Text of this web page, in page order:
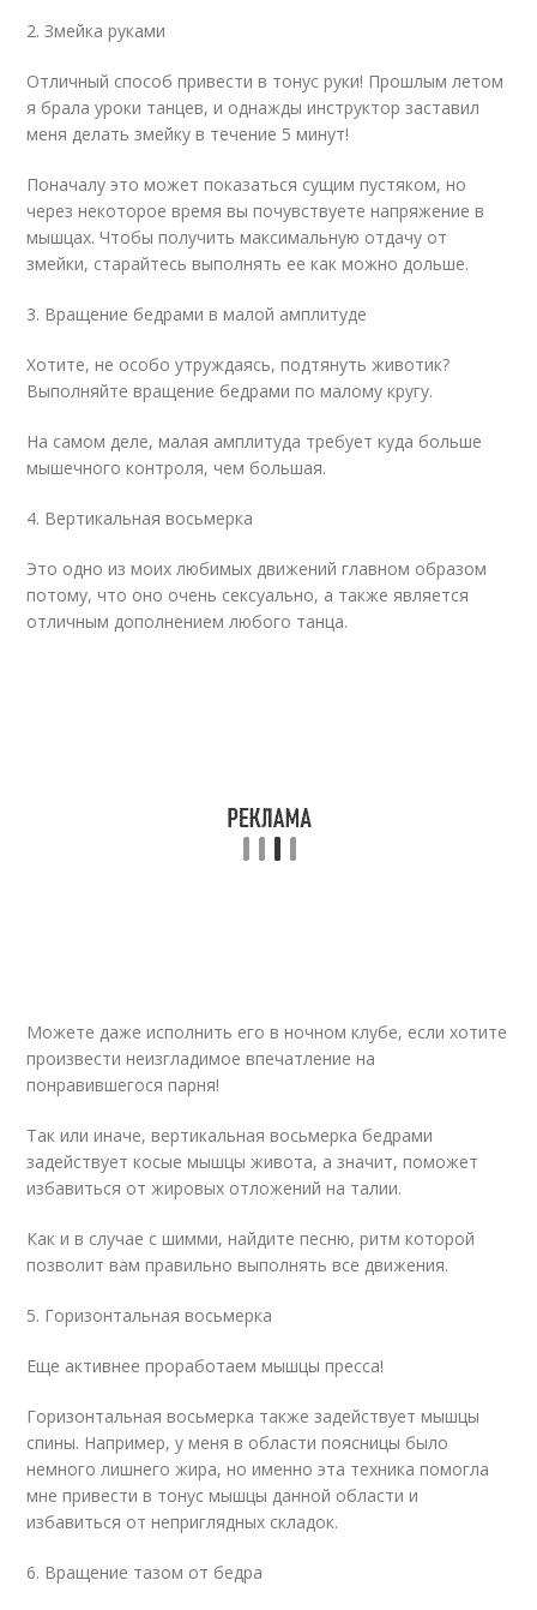
2. Змейка руками
Отличный способ привести в тонус руки! Прошлым летом
я брала уроки танцев, и однажды инструктор заставил
меня делать змейку в течение 5 минут!
Поначалу это может показаться сущим пустяком, но
через некоторое время вы почувствуете напряжение в
мышцах. Чтобы получить максимальную отдачу от
змейки, старайтесь выполнять ее как можно дольше.
3. Вращение бедрами в малой амплитуде
Хотите, не особо утруждаясь, подтянуть животик?
Выполняйте вращение бедрами по малому кругу.
На самом деле, малая амплитуда требует куда больше
мышечного контроля, чем большая.
4. Вертикальная восьмерка
Это одно из моих любимых движений главном образом
потому, что оно очень сексуально, а также является
отличным дополнением любого танца.
Можете даже исполнить его в ночном клубе, если хотите
произвести неизгладимое впечатление на
понравившегося парня!
Так или иначе, вертикальная восьмерка бедрами
задействует косые мышцы живота, а значит, поможет
избавиться от жировых отложений на талии.
Как и в случае с шимми, найдите песню, ритм которой
позволит вам правильно выполнять все движения.
5. Горизонтальная восьмерка
Еще активнее проработаем мышцы пресса!
Горизонтальная восьмерка также задействует мышцы
спины. Например, у меня в области поясницы было
немного лишнего жира, но именно эта техника помогла
мне привести в тонус мышцы данной области и
избавиться от неприглядных складок.
6. Вращение тазом от бедра